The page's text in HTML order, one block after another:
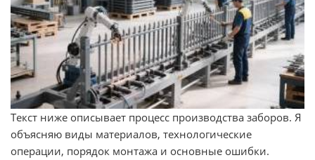
Текст ниже описывает процесс производства заборов. Я
объясняю виды материалов, технологические
операции, порядок монтажа и основные ошибки.